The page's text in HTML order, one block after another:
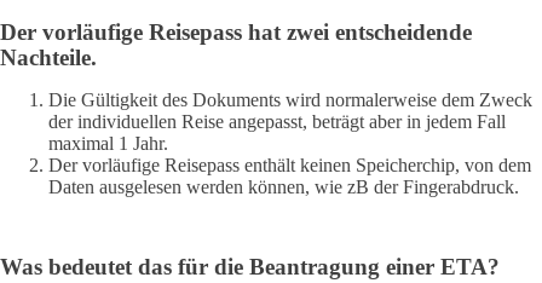
Der vorläufige Reisepass hat zwei entscheidende
Nachteile.
Die Gültigkeit des Dokuments wird normalerweise dem Zweck
der individuellen Reise angepasst, beträgt aber in jedem Fall
maximal 1 Jahr.
Der vorläufige Reisepass enthält keinen Speicherchip, von dem
Daten ausgelesen werden können, wie zB der Fingerabdruck.
Was bedeutet das für die Beantragung einer ETA?